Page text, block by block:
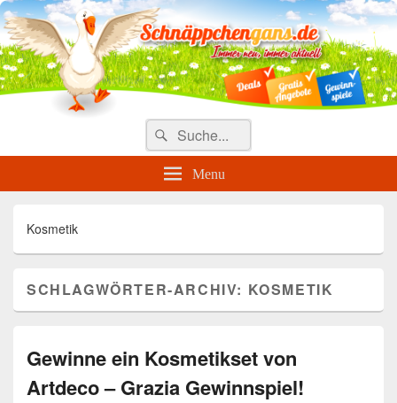
Täglich die besten Gewinnspiele
und Angebote
Search
for:
Suche
Menu
Kosmetik
SCHLAGWÖRTER-ARCHIV: KOSMETIK
Gewinne ein Kosmetikset von
Artdeco – Grazia Gewinnspiel!